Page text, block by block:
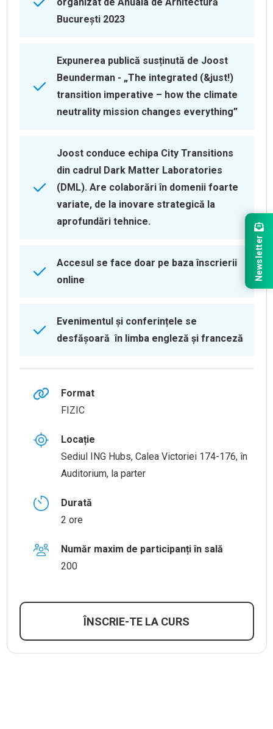
București 2023
Expunerea publică susținută de Joost
Beunderman - „The integrated (&just!)
transition imperative – how the climate
neutrality mission changes everything”
Joost conduce echipa City Transitions
din cadrul Dark Matter Laboratories
(DML). Are colaborări în domenii foarte
variate, de la inovare strategică la
aprofundări tehnice.
Accesul se face doar pe baza înscrierii
online
Evenimentul și conferințele se
desfășoară în limba engleză și franceză
Format
FIZIC
Locație
Sediul ING Hubs, Calea Victoriei 174-176, în
Auditorium, la parter
Durată
2 ore
Număr maxim de participanți în sală
200
ÎNSCRIE-TE LA CURS
Newsletter